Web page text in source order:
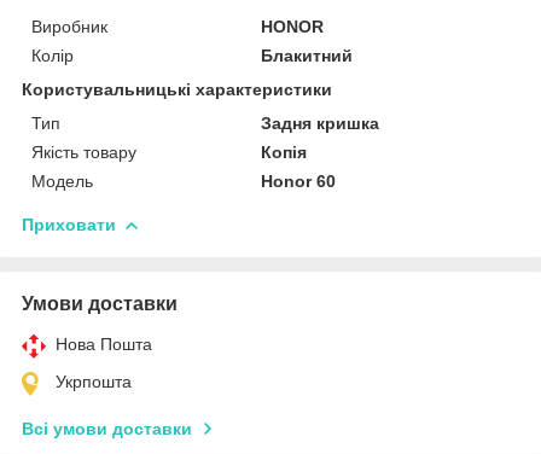
Виробник
HONOR
Колір
Блакитний
Користувальницькі характеристики
Тип
Задня кришка
Якість товару
Копія
Мoдель
Honor 60
Приховати
Умови доставки
Нова Пошта
Укрпошта
Всі умови доставки